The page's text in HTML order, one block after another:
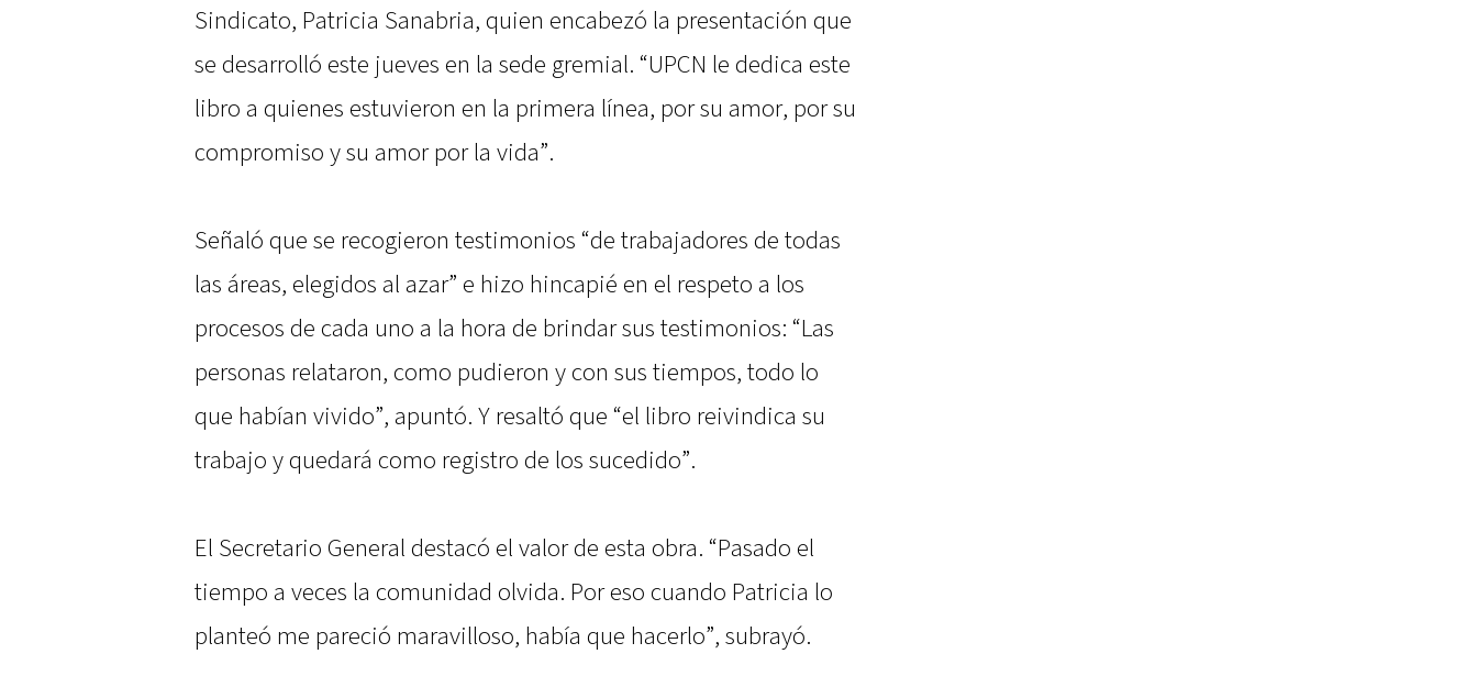
Sindicato, Patricia Sanabria, quien encabezó la presentación que
se desarrolló este jueves en la sede gremial. “UPCN le dedica este
libro a quienes estuvieron en la primera línea, por su amor, por su
compromiso y su amor por la vida”.
Señaló que se recogieron testimonios “de trabajadores de todas
las áreas, elegidos al azar” e hizo hincapié en el respeto a los
procesos de cada uno a la hora de brindar sus testimonios: “Las
personas relataron, como pudieron y con sus tiempos, todo lo
que habían vivido”, apuntó. Y resaltó que “el libro reivindica su
trabajo y quedará como registro de los sucedido”.
El Secretario General destacó el valor de esta obra. “Pasado el
tiempo a veces la comunidad olvida. Por eso cuando Patricia lo
planteó me pareció maravilloso, había que hacerlo”, subrayó.